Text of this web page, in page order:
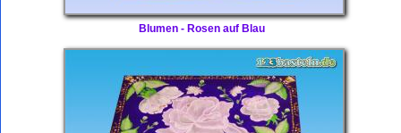
Blumen - Rosen auf Blau